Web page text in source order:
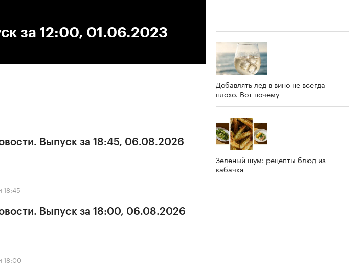
за 12:00, 01.06.2023
Выпуск за 18:45, 06.08.2026
18:45
Выпуск за 18:00, 06.08.2026
18:00
Добавлять лед в вино не всегда
плохо. Вот почему
Зеленый шум: рецепты блюд из
кабачка